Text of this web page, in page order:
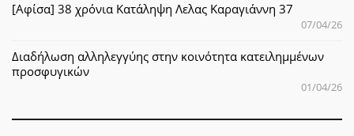
[Αφίσα] 38 χρόνια Κατάληψη Λελας Καραγιάννη 37
07/04/26
Διαδήλωση αλληλεγγύης στην κοινότητα κατειλημμένων
προσφυγικών
01/04/26